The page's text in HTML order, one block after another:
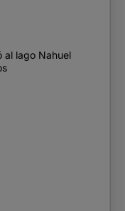
al lago Nahuel